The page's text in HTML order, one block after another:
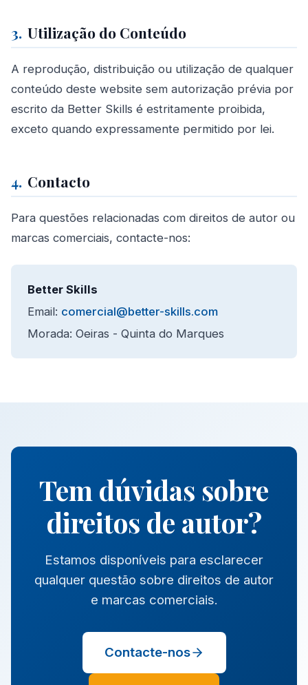
3. Utilização do Conteúdo
A reprodução, distribuição ou utilização de qualquer
conteúdo deste website sem autorização prévia por
escrito da Better Skills é estritamente proibida,
exceto quando expressamente permitido por lei.
4. Contacto
Para questões relacionadas com direitos de autor ou
marcas comerciais, contacte-nos:
Better Skills
Email: comercial@better-skills.com
Morada: Oeiras - Quinta do Marques
Tem dúvidas sobre
direitos de autor?
Estamos disponíveis para esclarecer
qualquer questão sobre direitos de autor
e marcas comerciais.
Contacte-nos